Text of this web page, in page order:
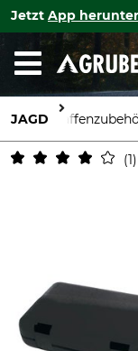
Jetzt App
JAGD
1